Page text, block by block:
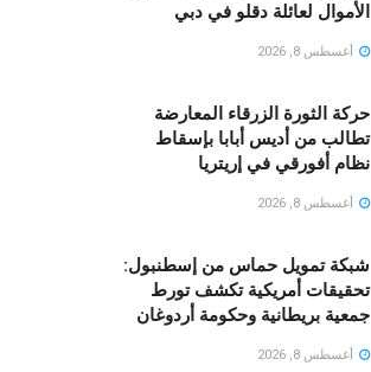
الأموال لعائلة دقلو في دبي
أغسطس 8, 2026
حركة الثورة الزرقاء المعارضة
تطالب من أديس أبابا بإسقاط
نظام أفورقي في إريتريا
أغسطس 8, 2026
شبكة تمويل حماس من إسطنبول:
تحقيقات أمريكية تكشف تورط
جمعية بريطانية وحكومة أردوغان
أغسطس 8, 2026